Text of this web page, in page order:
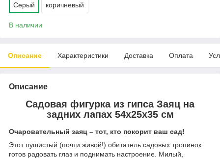
Серый коричневый
В наличии
Описание Характеристики Доставка Оплата
Описание
Садовая фигурка из гипса Заяц на
задних лапах 54х25х35 см
Очаровательный заяц – тот, кто покорит ваш сад!
Этот пушистый (почти живой!) обитатель садовых тропинок
готов радовать глаз и поднимать настроение. Милый,